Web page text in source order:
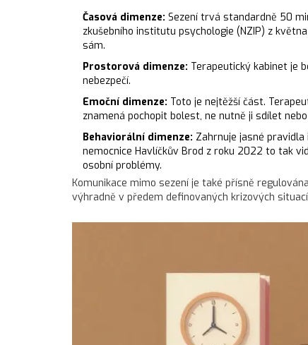
Časová dimenze: Sezení trvá standardně 50
zkušebního institutu psychologie (NZIP) z
sám.
Prostorová dimenze: Terapeutický kabinet je
nebezpečí.
Emoční dimenze: Toto je nejtěžší část.
znamená pochopit bolest, ne nutně ji sdílet
Behaviorální dimenze: Zahrnuje jasné
nemocnice Havlíčkův Brod z roku 2022 to tak
osobní problémy.
Komunikace mimo sezení je také přísně
výhradně v předem definovaných krizových